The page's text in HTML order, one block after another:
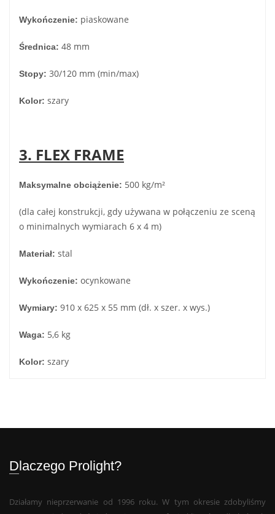
Wykończenie: piaskowane
Średnica: 48 mm
Stopy: 30/120 mm (min/max)
Kolor: szary
3. FLEX FRAME
Maksymalne obciążenie: 500 kg/m²
(dla całej konstrukcji, gdy używana w połączeniu ze sceną
o minimalnych wymiarach 6 x 4 m)
Materiał: stal
Wykończenie: ocynkowane
Wymiary: 910 x 625 x 55 mm (dł. x szer. x wys.)
Waga: 5,6 kg
Kolor: szary
Dlaczego Prolight?
Działamy nieprzerwanie od 1996 roku. W tym okresie zdobyliśmy